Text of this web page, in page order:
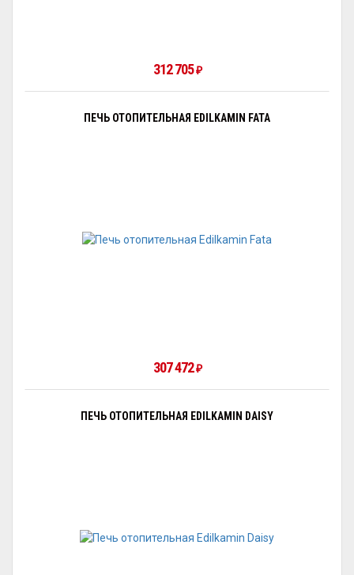
312 705 ₽
ПЕЧЬ ОТОПИТЕЛЬНАЯ EDILKAMIN FATA
307 472 ₽
ПЕЧЬ ОТОПИТЕЛЬНАЯ EDILKAMIN DAISY